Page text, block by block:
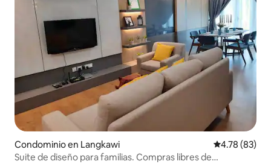
Condominio en Langkawi Calificación
4.78 (83)
Suite de diseño para familias. Compras libres de